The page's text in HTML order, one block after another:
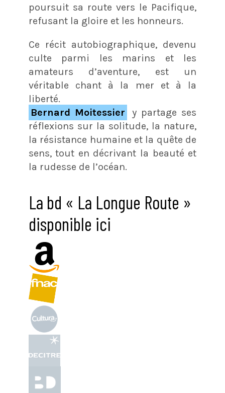
poursuit sa route vers le Pacifique,
refusant la gloire et les honneurs.
Ce récit autobiographique, devenu
culte parmi les marins et les
amateurs d’aventure, est un
véritable chant à la mer et à la
liberté.
Bernard Moitessier
y partage ses
réflexions sur la solitude, la nature,
la résistance humaine et la quête de
sens, tout en décrivant la beauté et
la rudesse de l’océan.
La bd « La Longue Route »
disponible ici